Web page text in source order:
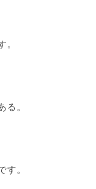
。
る。
す。